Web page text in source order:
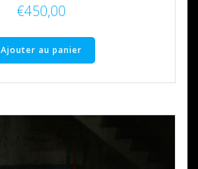
€450,00
Ajouter au panier